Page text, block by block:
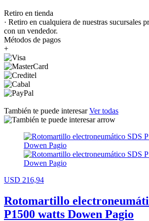
Retiro en tienda
· Retiro en cualquiera de nuestras sucursales
con un vendedor.
Métodos de pagos
+
También te puede interesarVer todas
USD 216,94
Rotomartillo
P1500 watts Dowen Pagio